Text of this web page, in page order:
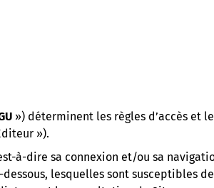
») déterminent les règles d’accès et
»).
à-dire sa connexion et/ou sa
lesquelles sont susceptibles